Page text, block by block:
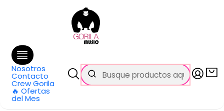
Nosotros
Contacto
Crew Gorila
🔥 Ofertas
del Mes
GRATIS
en Santiago y $99.990 en Regiones
Categorías Pianos y teclados
Teclado 76 Teclas Negro Casio CT-S1-76BK